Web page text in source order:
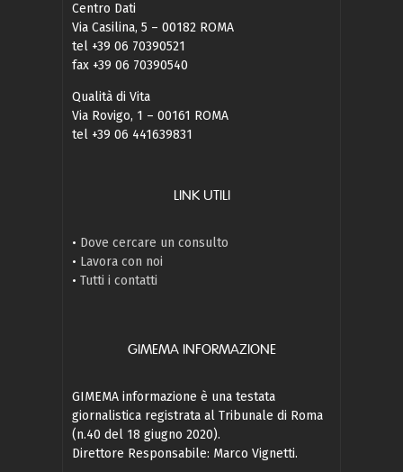
Centro Dati
Via Casilina, 5 – 00182 ROMA
tel +39 06 70390521
fax +39 06 70390540
Qualità di Vita
Via Rovigo, 1 – 00161 ROMA
tel +39 06 441639831
LINK UTILI
• Dove cercare un consulto
• Lavora con noi
• Tutti i contatti
GIMEMA INFORMAZIONE
GIMEMA informazione è una testata
giornalistica registrata al Tribunale di Roma
(n.40 del 18 giugno 2020).
Direttore Responsabile: Marco Vignetti.